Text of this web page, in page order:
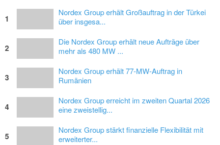
1
Nordex Group erhält Großauftrag in der Türkei
über insgesa...
2
Die Nordex Group erhält neue Aufträge über
mehr als 480 MW ...
3
Nordex Group erhält 77-MW-Auftrag in
Rumänien
4
Nordex Group erreicht im zweiten Quartal 2026
eine zweistellig...
5
Nordex Group stärkt finanzielle Flexibilität mit
erweiterter...